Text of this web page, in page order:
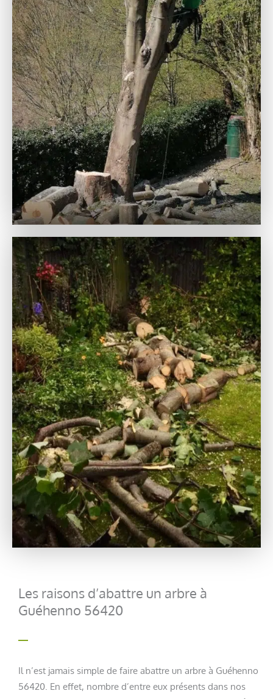
Les raisons d’abattre un arbre à
Guéhenno 56420
Il n’est jamais simple de faire abattre un arbre à Guéhenno
56420. En effet, nombre d’entre eux présents dans nos